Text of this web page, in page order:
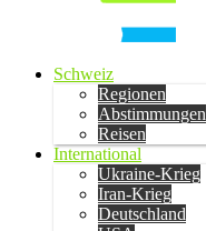
Schweiz
Regionen
Abstimmungen
Reisen
International
Ukraine-Krieg
Iran-Krieg
Deutschland